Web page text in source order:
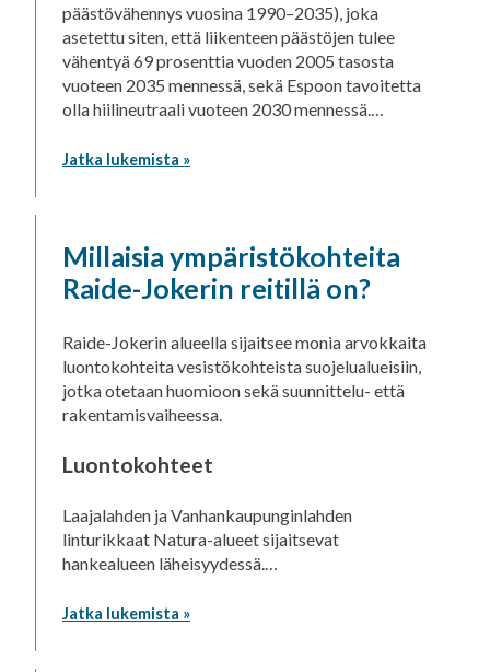
päästövähennys vuosina 1990–2035), joka
asetettu siten, että liikenteen päästöjen tulee
vähentyä 69 prosenttia vuoden 2005 tasosta
vuoteen 2035 mennessä, sekä Espoon tavoitetta
olla hiilineutraali vuoteen 2030 mennessä.…
Jatka lukemista »
Millaisia ympäristökohteita
Raide-Jokerin reitillä on?
Raide-Jokerin alueella sijaitsee monia arvokkaita
luontokohteita vesistökohteista suojelualueisiin,
jotka otetaan huomioon sekä suunnittelu- että
rakentamisvaiheessa.
Luontokohteet
Laajalahden ja Vanhankaupunginlahden
linturikkaat Natura-alueet sijaitsevat
hankealueen läheisyydessä.…
Jatka lukemista »